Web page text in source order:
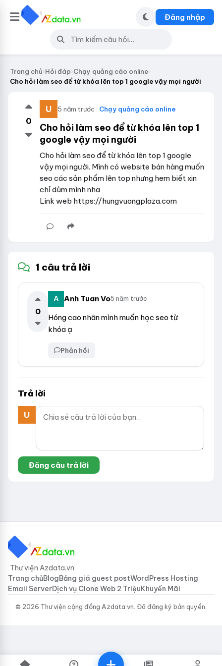
Đăng nhập
Trang chủ›Hỏi đáp›Chạy quảng cáo online›
Cho hỏi làm seo để từ khóa lên top 1 google vậy mọi người
0
5 năm trước · Chạy quảng cáo online
Cho hỏi làm seo để từ khóa lên top 1
google vậy mọi người
Cho hỏi làm seo để từ khóa lên top 1 google
vậy mọi người. Mình có website bán hàng muốn
seo các sản phẩm lên top nhưng hem biết xin
chỉ dùm mình nha
Link web https://hungvuongplaza.com
1 câu trả lời
0
Anh Tuan Vo5 năm trước
Hóng cao nhân mình muốn học seo từ
khóa ạ
Phản hồi
Trả lời
Thư viện Azdata.vn
Trang chủBlogBảng giá guest postWordPress Hosting
Email ServerDịch vụ Clone Web 2 TriệuKhuyến Mãi
© 2026 Thư viện cộng đồng Azdata.vn. Đã đăng ký bản quyền.